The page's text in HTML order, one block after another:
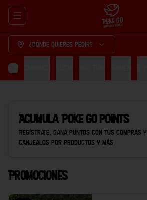
Abrir menu de navegación
¿Dónde quieres pedir?
Colombiano
AcumulaPoke Go points
Regístrate, gana puntos con tus compras y
canjealos por productos y más
Promociones